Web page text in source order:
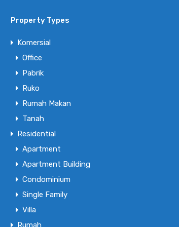
Property Types
Komersial
Office
Pabrik
Ruko
Rumah Makan
Tanah
Residential
Apartment
Apartment Building
Condominium
Single Family
Villa
Rumah